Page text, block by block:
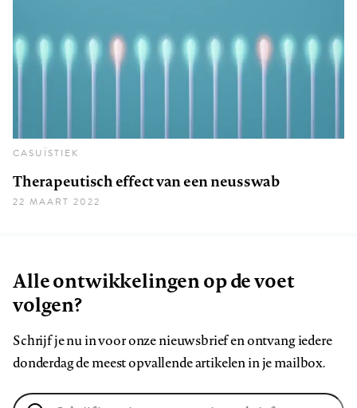
CASUÏSTIEK
Therapeutisch effect van een neusswab
22 MAART 2022
Alle ontwikkelingen op de voet
volgen?
Schrijf je nu in voor onze nieuwsbrief en ontvang iedere
donderdag de meest opvallende artikelen in je mailbox.